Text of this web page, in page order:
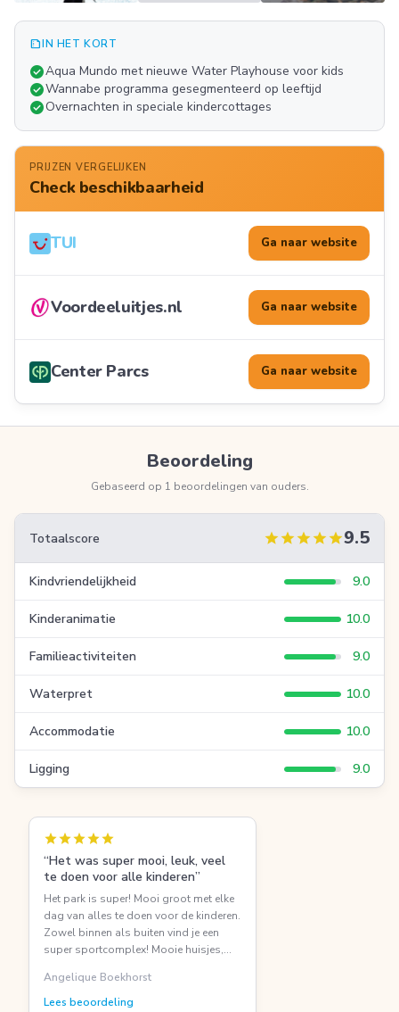
FOTO'S
summarizeIN HET KORT
check_circleAqua Mundo met nieuwe Water Playhouse voor kids
check_circleWannabe programma gesegmenteerd op leeftijd
check_circleOvernachten in speciale kindercottages
PRIJZEN VERGELIJKEN
Check beschikbaarheid
TUI Ga naar website
Voordeeluitjes.nl Ga naar website
Center Parcs Ga naar website
Beoordeling
Gebaseerd op 1 beoordelingen van ouders.
Totaalscore starstarstarstarstar9.5
Kindvriendelijkheid 9.0
Kinderanimatie 10.0
Familieactiviteiten 9.0
Waterpret 10.0
Accommodatie 10.0
Ligging 9.0
starstarstarstarstar
“Het was super mooi, leuk, veel
te doen voor alle kinderen”
Het park is super! Mooi groot met elke
dag van alles te doen voor de kinderen.
Zowel binnen als buiten vind je een
super sportcomplex! Mooie huisjes,
behulpzaam. Het zwembad is
geweldig, zeker voor kinderen. Het eten
Angelique Boekhorst
Lees beoordeling